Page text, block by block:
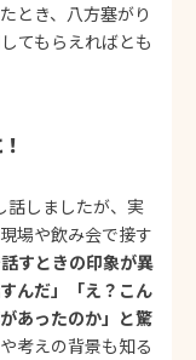
とき、八方塞がり
てもらえればとも
話しましたが、実
場や飲み会で接す
すときの印象が異
んだ」「え？こん
あったのか」と驚
考えの背景も知る